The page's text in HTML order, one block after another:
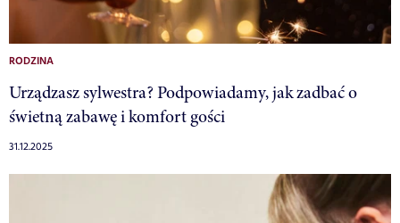
RODZINA
Urządzasz sylwestra? Podpowiadamy, jak zadbać o
świetną zabawę i komfort gości
31.12.2025